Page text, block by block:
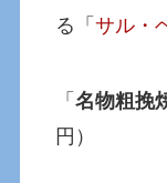
る「サル・
「名物粗挽
円）